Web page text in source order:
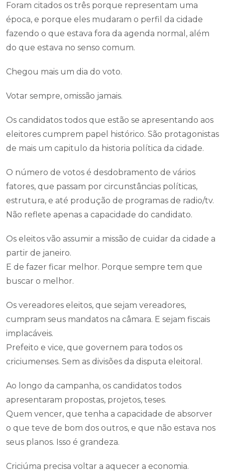
Foram citados os três porque representam uma
época, e porque eles mudaram o perfil da cidade
fazendo o que estava fora da agenda normal, além
do que estava no senso comum.
Chegou mais um dia do voto.
Votar sempre, omissão jamais.
Os candidatos todos que estão se apresentando aos
eleitores cumprem papel histórico. São protagonistas
de mais um capitulo da historia política da cidade.
O número de votos é desdobramento de vários
fatores, que passam por circunstâncias políticas,
estrutura, e até produção de programas de radio/tv.
Não reflete apenas a capacidade do candidato.
Os eleitos vão assumir a missão de cuidar da cidade a
partir de janeiro.
E de fazer ficar melhor. Porque sempre tem que
buscar o melhor.
Os vereadores eleitos, que sejam vereadores,
cumpram seus mandatos na câmara. E sejam fiscais
implacáveis.
Prefeito e vice, que governem para todos os
criciumenses. Sem as divisões da disputa eleitoral.
Ao longo da campanha, os candidatos todos
apresentaram propostas, projetos, teses.
Quem vencer, que tenha a capacidade de absorver
o que teve de bom dos outros, e que não estava nos
seus planos. Isso é grandeza.
Criciúma precisa voltar a aquecer a economia.